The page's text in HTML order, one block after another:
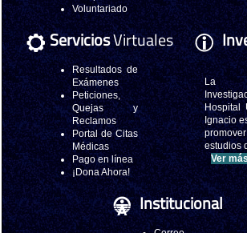
Voluntariado
ServiciosVirtuales
Resultados de
Exámenes
Peticiones,
Quejas y
Reclamos
Portal de Citas
Médicas
Pago en línea
¡Dona Ahora!
La
Hospital
Ignacio
estudios
Ver más
Institucional